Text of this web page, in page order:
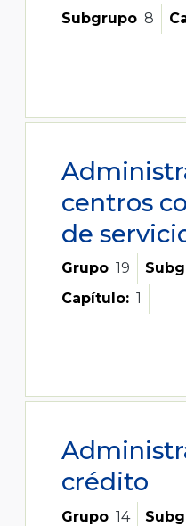
Subgrupo 8
centros
de
Grupo 19
Capítulo: 1
crédito
Grupo 14